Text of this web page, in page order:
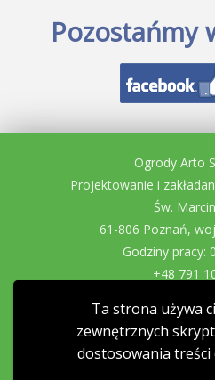
Ta strona używa
zewnętrznych
dostosowania
Pozostańmy
Ogrody Arto
Projektowanie i
Św.
61-806 Poznań,
Godziny pracy:
+48 791
NIP:
REGON: